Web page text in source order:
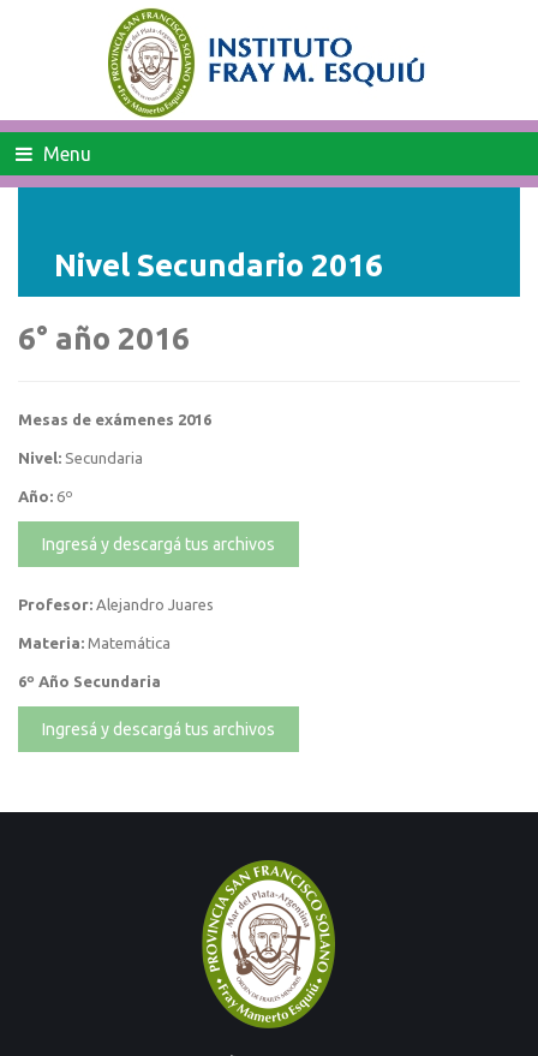
Menu
Nivel Secundario 2016
6° año 2016
Mesas de exámenes 2016
Nivel: Secundaria
Año: 6º
Ingresá y descargá tus archivos
Profesor: Alejandro Juares
Materia: Matemática
6º Año Secundaria
Ingresá y descargá tus archivos